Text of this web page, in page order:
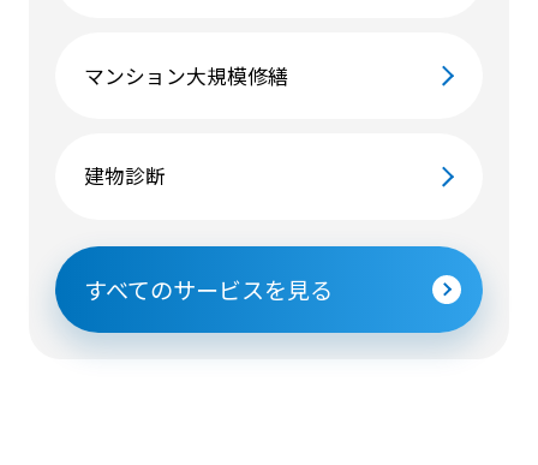
マンション大規模修繕
建物診断
すべてのサービスを見る